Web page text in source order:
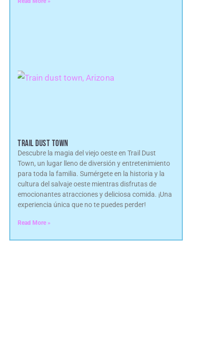
TRAIL DUST TOWN
Descubre la magia del viejo oeste en Trail Dust
Town, un lugar lleno de diversión y entretenimiento
para toda la familia. Sumérgete en la historia y la
cultura del salvaje oeste mientras disfrutas de
emocionantes atracciones y deliciosa comida. ¡Una
experiencia única que no te puedes perder!
Read More »